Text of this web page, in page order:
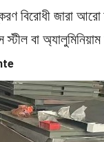
বিরোধী জারা
বা